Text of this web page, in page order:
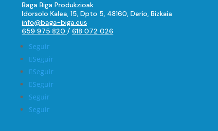
Baga Biga Produkzioak
Idorsolo Kalea, 15, Dpto 5, 48160, Derio, Bizkaia
info@baga-biga.eus
659 975 820 / 618 072 026
Seguir
Seguir
Seguir
Seguir
Seguir
Seguir